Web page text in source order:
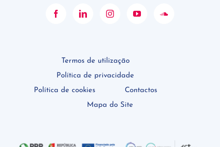
Termos de utilização
Política de privacidade
Política de cookies
Contactos
Mapa do Site